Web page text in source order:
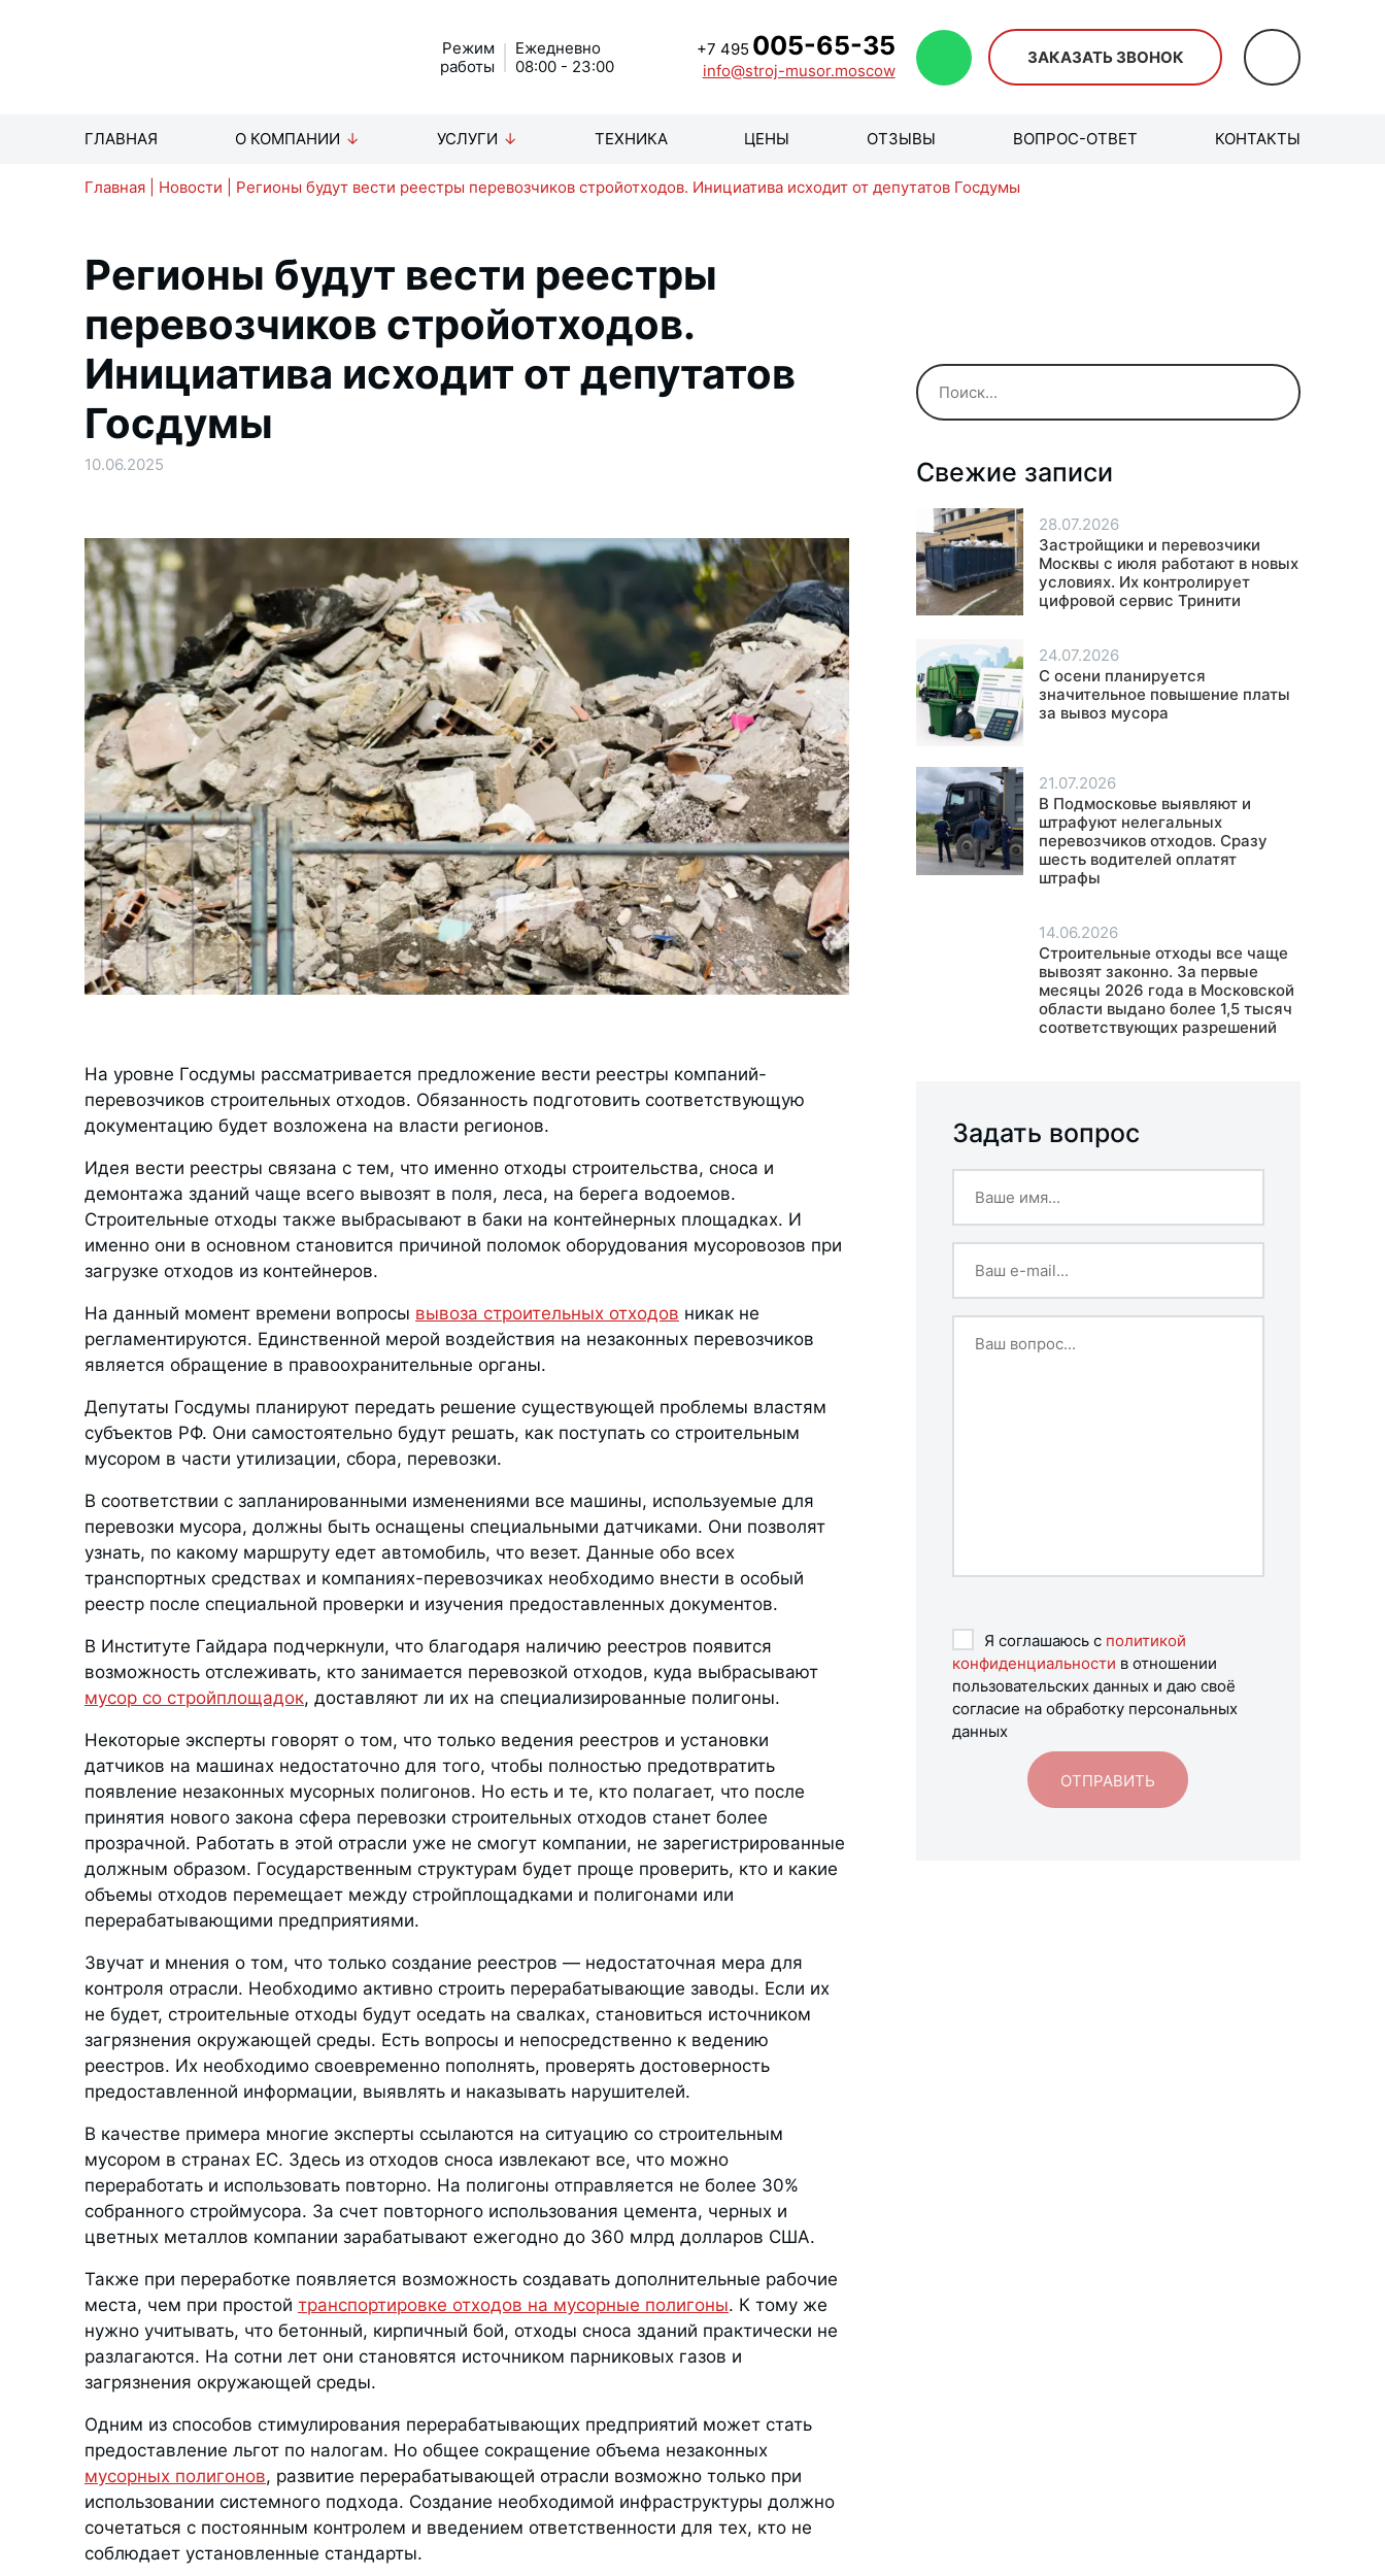
Режим
работы
Ежедневно
08:00 - 23:00
+7 495 005-65-35
info@stroj-musor.moscow
ЗАКАЗАТЬ ЗВОНОК
ГЛАВНАЯ О КОМПАНИИ УСЛУГИ ТЕХНИКА ЦЕНЫ ОТЗЫВЫ ВОПРОС-ОТВЕТ КОНТАКТЫ
Главная Новости Регионы будут вести реестры перевозчиков стройотходов. Инициатива исходит от депутатов Госдумы
Регионы будут вести реестры
перевозчиков стройотходов.
Инициатива исходит от депутатов
Госдумы
10.06.2025
На уровне Госдумы рассматривается предложение вести реестры компаний-
перевозчиков строительных отходов. Обязанность подготовить соответствующую
документацию будет возложена на власти регионов.
Идея вести реестры связана с тем, что именно отходы строительства, сноса и
демонтажа зданий чаще всего вывозят в поля, леса, на берега водоемов.
Строительные отходы также выбрасывают в баки на контейнерных площадках. И
именно они в основном становится причиной поломок оборудования мусоровозов при
загрузке отходов из контейнеров.
На данный момент времени вопросы вывоза строительных отходов никак не
регламентируются. Единственной мерой воздействия на незаконных перевозчиков
является обращение в правоохранительные органы.
Депутаты Госдумы планируют передать решение существующей проблемы властям
субъектов РФ. Они самостоятельно будут решать, как поступать со строительным
мусором в части утилизации, сбора, перевозки.
В соответствии с запланированными изменениями все машины, используемые для
перевозки мусора, должны быть оснащены специальными датчиками. Они позволят
узнать, по какому маршруту едет автомобиль, что везет. Данные обо всех
транспортных средствах и компаниях-перевозчиках необходимо внести в особый
реестр после специальной проверки и изучения предоставленных документов.
В Институте Гайдара подчеркнули, что благодаря наличию реестров появится
возможность отслеживать, кто занимается перевозкой отходов, куда выбрасывают
мусор со стройплощадок, доставляют ли их на специализированные полигоны.
Некоторые эксперты говорят о том, что только ведения реестров и установки
датчиков на машинах недостаточно для того, чтобы полностью предотвратить
появление незаконных мусорных полигонов. Но есть и те, кто полагает, что после
принятия нового закона сфера перевозки строительных отходов станет более
прозрачной. Работать в этой отрасли уже не смогут компании, не зарегистрированные
должным образом. Государственным структурам будет проще проверить, кто и какие
объемы отходов перемещает между стройплощадками и полигонами или
перерабатывающими предприятиями.
Звучат и мнения о том, что только создание реестров — недостаточная мера для
контроля отрасли. Необходимо активно строить перерабатывающие заводы. Если их
не будет, строительные отходы будут оседать на свалках, становиться источником
загрязнения окружающей среды. Есть вопросы и непосредственно к ведению
реестров. Их необходимо своевременно пополнять, проверять достоверность
предоставленной информации, выявлять и наказывать нарушителей.
В качестве примера многие эксперты ссылаются на ситуацию со строительным
мусором в странах ЕС. Здесь из отходов сноса извлекают все, что можно
переработать и использовать повторно. На полигоны отправляется не более 30%
собранного строймусора. За счет повторного использования цемента, черных и
цветных металлов компании зарабатывают ежегодно до 360 млрд долларов США.
Также при переработке появляется возможность создавать дополнительные рабочие
места, чем при простой транспортировке отходов на мусорные полигоны. К тому же
нужно учитывать, что бетонный, кирпичный бой, отходы сноса зданий практически не
разлагаются. На сотни лет они становятся источником парниковых газов и
загрязнения окружающей среды.
Одним из способов стимулирования перерабатывающих предприятий может стать
предоставление льгот по налогам. Но общее сокращение объема незаконных
мусорных полигонов, развитие перерабатывающей отрасли возможно только при
использовании системного подхода. Создание необходимой инфраструктуры должно
сочетаться с постоянным контролем и введением ответственности для тех, кто не
соблюдает установленные стандарты.
Свежие записи
28.07.2026
Застройщики и перевозчики
Москвы с июля работают в новых
условиях. Их контролирует
цифровой сервис Тринити
24.07.2026
С осени планируется
значительное повышение платы
за вывоз мусора
21.07.2026
В Подмосковье выявляют и
штрафуют нелегальных
перевозчиков отходов. Сразу
шесть водителей оплатят
штрафы
14.06.2026
Строительные отходы все чаще
вывозят законно. За первые
месяцы 2026 года в Московской
области выдано более 1,5 тысяч
соответствующих разрешений
Задать вопрос
Я соглашаюсь с политикой
конфиденциальности в отношении
пользовательских данных и даю своё
согласие на обработку персональных
данных